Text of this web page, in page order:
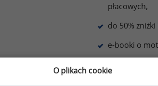
płacowych,
do 50%
e-booki o
O plikach cookie